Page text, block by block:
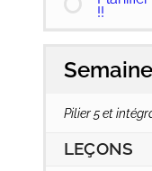
!!
Pilier 5 et
LEÇONS